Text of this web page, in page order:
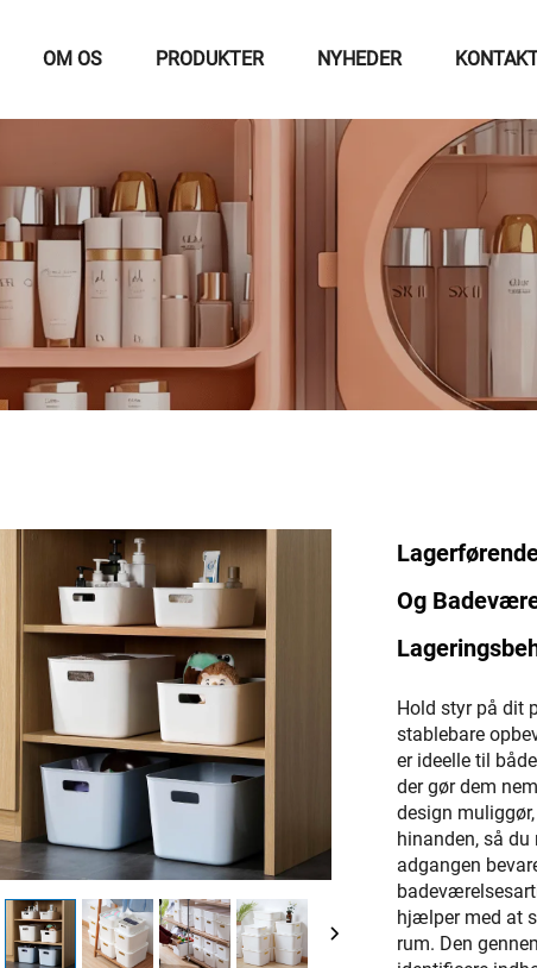
OM OS PRODUKTER NYHEDER
Og
Hold styr på dit
stablebare
er ideelle til
der gør dem
design
hinanden, så
adgangen
hjælper med at
rum. Den